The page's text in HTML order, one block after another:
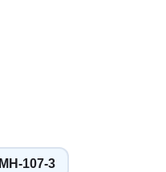
МН-107-3